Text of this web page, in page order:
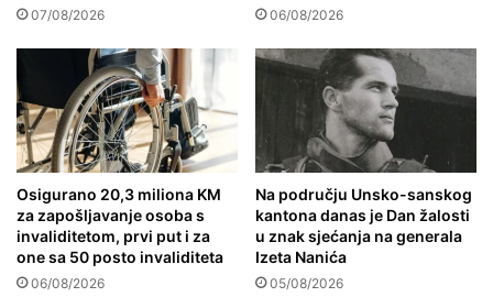
07/08/2026 06/08/2026
Osigurano 20,3 miliona KM
za zapošljavanje osoba s
invaliditetom, prvi put i za
one sa 50 posto invaliditeta
06/08/2026
Na području Unsko-sanskog
kantona danas je Dan žalosti
u znak sjećanja na generala
Izeta Nanića
05/08/2026